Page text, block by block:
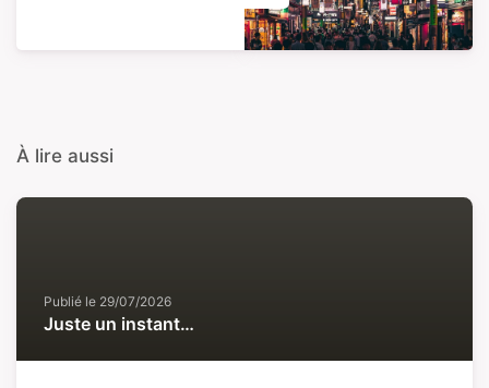
À lire aussi
Publié le 29/07/2026
Juste un instant…